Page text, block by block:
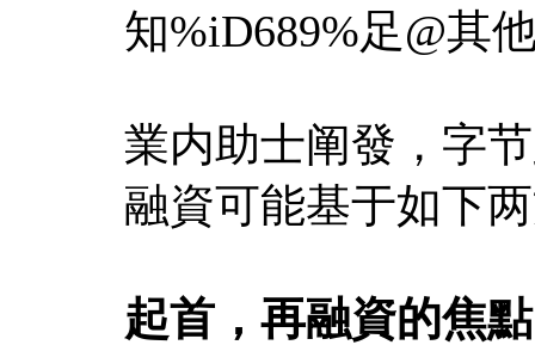
知%iD689%足@其
業内助士阐發，字
融資可能基于如下
起首，再融資的焦